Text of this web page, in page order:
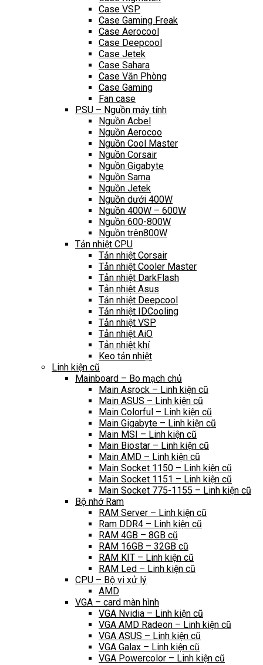
Case VSP
Case Gaming Freak
Case Aerocool
Case Deepcool
Case Jetek
Case Sahara
Case Văn Phòng
Case Gaming
Fan case
PSU – Nguồn máy tính
Nguồn Acbel
Nguồn Aerocoo
Nguồn Cool Master
Nguồn Corsair
Nguồn Gigabyte
Nguồn Sama
Nguồn Jetek
Nguồn dưới 400W
Nguồn 400W – 600W
Nguồn 600-800W
Nguồn trên800W
Tản nhiệt CPU
Tản nhiệt Corsair
Tản nhiệt Cooler Master
Tản nhiệt DarkFlash
Tản nhiệt Asus
Tản nhiệt Deepcool
Tản nhiệt IDCooling
Tản nhiệt VSP
Tản nhiệt AiO
Tản nhiệt khí
Keo tản nhiệt
Linh kiện cũ
Mainboard – Bo mạch chủ
Main Asrock – Linh kiện cũ
Main ASUS – Linh kiện cũ
Main Colorful – Linh kiện cũ
Main Gigabyte – Linh kiện cũ
Main MSI – Linh kiện cũ
Main Biostar – Linh kiện cũ
Main AMD – Linh kiện cũ
Main Socket 1150 – Linh kiện cũ
Main Socket 1151 – Linh kiện cũ
Main Socket 775-1155 – Linh kiện cũ
Bộ nhớ Ram
RAM Server – Linh kiện cũ
Ram DDR4 – Linh kiện cũ
RAM 4GB – 8GB cũ
RAM 16GB – 32GB cũ
RAM KIT – Linh kiện cũ
RAM Led – Linh kiện cũ
CPU – Bộ vi xử lý
AMD
VGA – card màn hình
VGA Nvidia – Linh kiện cũ
VGA AMD Radeon – Linh kiện cũ
VGA ASUS – Linh kiện cũ
VGA Galax – Linh kiện cũ
VGA Powercolor – Linh kiện cũ